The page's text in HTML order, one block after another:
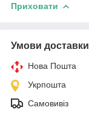
Приховати
Умови доставки
Нова Пошта
Укрпошта
Самовивіз